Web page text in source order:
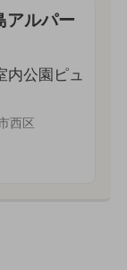
アルパー
内公園ピュ
西区